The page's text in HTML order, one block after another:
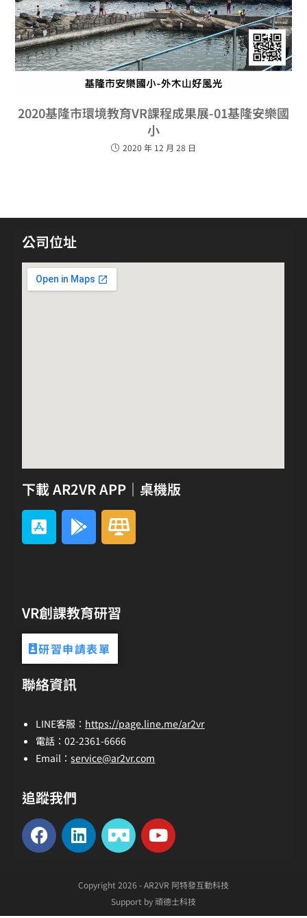
2020基隆市環境教育VR課程成果展-01基隆安樂國
小
2020 年 12 月 28 日
公司位址
下載 AR2VR APP｜桌機版
VR創課教育研習
研習申請表單
聯絡資訊
LINE客服： https://page.line.me/ar2vr
電話：02-2361-6666
Email：service@ar2vr.com
追蹤我們
Copyright 2026 - AR2VR 阿特發互動科技
Support by 頑德士科技